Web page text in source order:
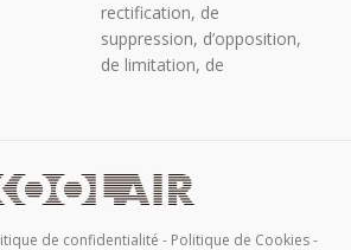
rectification, de
suppression, d’opposition,
de limitation, de
envoyant un courrier
postal à C/ URANO, 26 –
de confidentialité - Politique de Cookies-